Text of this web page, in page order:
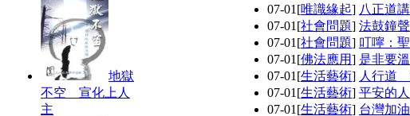
地獄
不空 宣化上人
主
07-01 [唯識緣起] 八正道
07-01 [社會問題] 法鼓鐘
07-01 [社會問題] 叮嚀：
07-01 [佛法應用] 是非要
07-01 [生活藝術] 人行道
07-01 [生活藝術] 平安的
07-01 [生活藝術] 台灣加